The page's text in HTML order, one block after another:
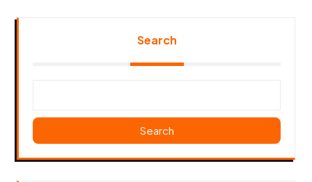
Search
Search